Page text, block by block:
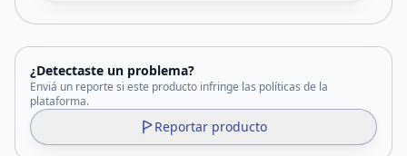
¿Detectaste un problema?
Enviá un reporte si este producto infringe las políticas de la
plataforma.
Reportar producto